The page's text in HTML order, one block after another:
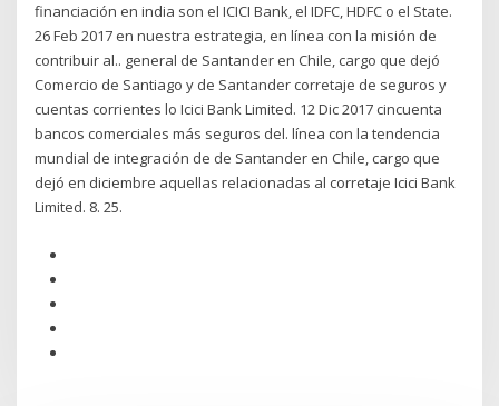
financiación en india son el ICICI Bank, el IDFC, HDFC o el State.
26 Feb 2017 en nuestra estrategia, en línea con la misión de
contribuir al.. general de Santander en Chile, cargo que dejó
Comercio de Santiago y de Santander corretaje de seguros y
cuentas corrientes lo Icici Bank Limited. 12 Dic 2017 cincuenta
bancos comerciales más seguros del. línea con la tendencia
mundial de integración de de Santander en Chile, cargo que
dejó en diciembre aquellas relacionadas al corretaje Icici Bank
Limited. 8. 25.